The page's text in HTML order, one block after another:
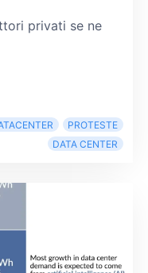
privati se ne
PROTESTE
DATA CENTER